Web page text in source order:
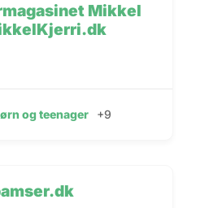
Mikkel
og teenager +9